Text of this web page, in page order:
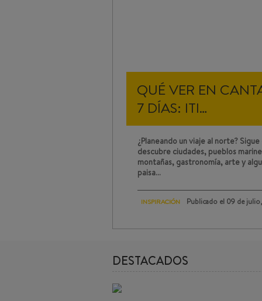
QUÉ VER EN
7 DÍAS: ITI…
¿Planeando un viaje al norte?
descubre ciudades, pueblos
montañas, gastronomía, arte y
paisa…
INSPIRACIÓN Publicado el 09 de
DESTACADOS